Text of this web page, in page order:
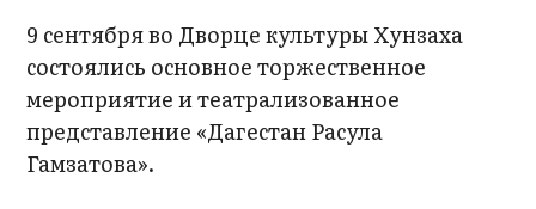
9 сентября во Дворце культуры Хунзаха
состоялись основное торжественное
мероприятие и театрализованное
представление «Дагестан Расула
Гамзатова».